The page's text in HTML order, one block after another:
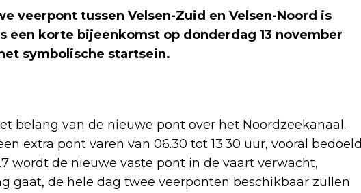
veerpont tussen Velsen-Zuid en Velsen-Noord is
een korte bijeenkomst op donderdag 13 november
symbolische startsein.
belang van de nieuwe pont over het Noordzeekanaal.
extra pont varen van 06.30 tot 13.30 uur, vooral bedoeld
wordt de nieuwe vaste pont in de vaart verwacht,
gaat, de hele dag twee veerponten beschikbaar zullen